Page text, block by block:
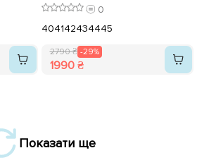
0
404142434445
2790 ₴ -29%
1990 ₴
Показати ще